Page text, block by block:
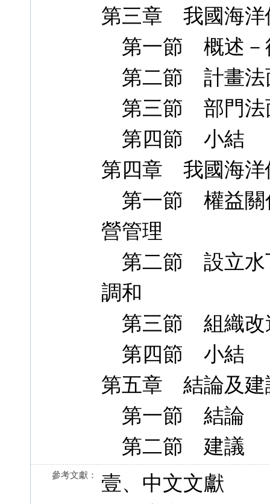
第三章 我國海洋
第一節 概述－
第二節 計畫法
第三節 部門法
第四節 小結
第四章 我國海洋
第一節 權益關
營管理
第二節 設立水
調和
第三節 組織改
第四節 小結
第五章 結論及建
第一節 結論
第二節 建議
參考文獻：
壹、中文文獻